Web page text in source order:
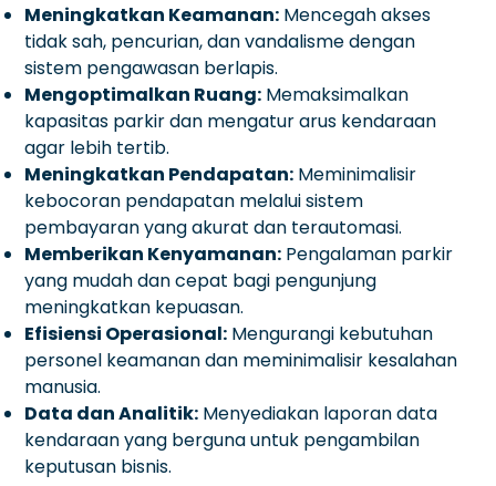
Meningkatkan Keamanan: Mencegah akses
tidak sah, pencurian, dan vandalisme dengan
sistem pengawasan berlapis.
Mengoptimalkan Ruang: Memaksimalkan
kapasitas parkir dan mengatur arus kendaraan
agar lebih tertib.
Meningkatkan Pendapatan: Meminimalisir
kebocoran pendapatan melalui sistem
pembayaran yang akurat dan terautomasi.
Memberikan Kenyamanan: Pengalaman parkir
yang mudah dan cepat bagi pengunjung
meningkatkan kepuasan.
Efisiensi Operasional: Mengurangi kebutuhan
personel keamanan dan meminimalisir kesalahan
manusia.
Data dan Analitik: Menyediakan laporan data
kendaraan yang berguna untuk pengambilan
keputusan bisnis.